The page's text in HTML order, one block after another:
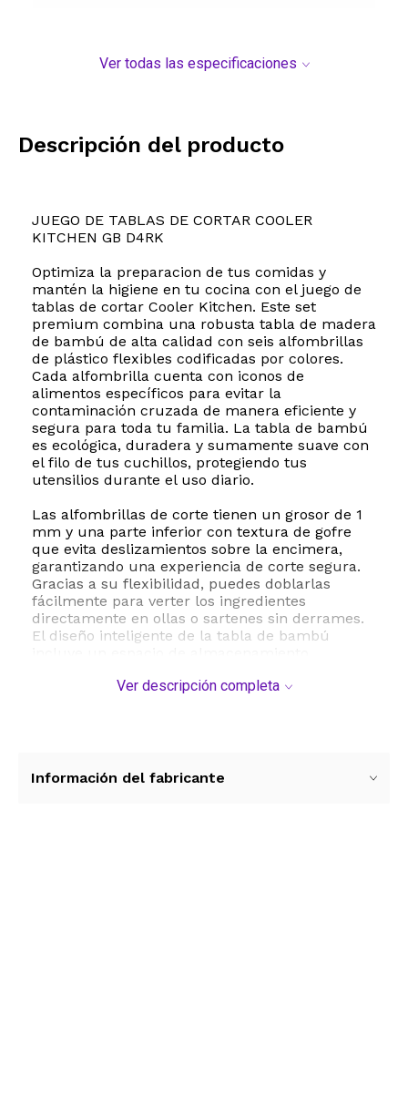
Ver todas las especificaciones
Descripción del producto
JUEGO DE TABLAS DE CORTAR COOLER
KITCHEN GB D4RK
Optimiza la preparacion de tus comidas y
mantén la higiene en tu cocina con el juego de
tablas de cortar Cooler Kitchen. Este set
premium combina una robusta tabla de madera
de bambú de alta calidad con seis alfombrillas
de plástico flexibles codificadas por colores.
Cada alfombrilla cuenta con iconos de
alimentos específicos para evitar la
contaminación cruzada de manera eficiente y
segura para toda tu familia. La tabla de bambú
es ecológica, duradera y sumamente suave con
el filo de tus cuchillos, protegiendo tus
utensilios durante el uso diario.
Las alfombrillas de corte tienen un grosor de 1
mm y una parte inferior con textura de gofre
que evita deslizamientos sobre la encimera,
garantizando una experiencia de corte segura.
Gracias a su flexibilidad, puedes doblarlas
fácilmente para verter los ingredientes
directamente en ollas o sartenes sin derrames.
El diseño inteligente de la tabla de bambú
te ayuda a ahorrar espacio y mantener tu cocina
largo x 34.8 cm de ancho x 2.5 cm de grosor
Ver descripción completa
Información del fabricante